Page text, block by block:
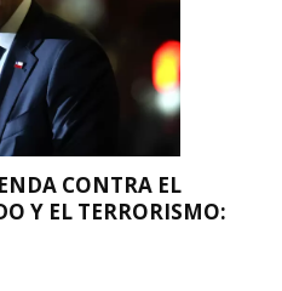
CONTRA EL
Y EL TERRORISMO: